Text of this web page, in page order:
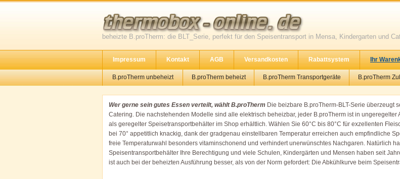
beheizte B.proTherm: die BLT_Serie, perfekt für den Speisentransport in Mensa, Kindergarten und
Wer gerne sein gutes Essen verteilt, wählt B.proTherm Die beizbare B.proTherm-BLT-Serie überzeugt
Catering. Die nachstehenden Modelle sind alle elektrisch beheizbar, jeder B.proTherm ist in ungeregelter
als geregelter Speisetransportbehälter im Shop erhältlich. Wählen Sie 60°C bis 80°C für exzellenten
bei 70° appetitlich knackig, dank der gradgenau einstellbaren Temperatur erreichen auch empfindliche
freie Temperaturwahl besonders vitaminschonend und verhindert unerwünschtes Nachgaren. Natürlich
Speisentransportbehälter Ihre Berechtigung und viele Schulen, Kindergärten und Mensen haben seit
ist auch bei der beheizten Ausführung besser, als von der Norm gefordert: Die Abkühlkurve beim
Impressum Kontakt AGB Versandkosten Rabattsystem Ihr
B.proTherm unbeheizt B.proTherm beheizt B.proTherm Transportgeräte B.proTherm